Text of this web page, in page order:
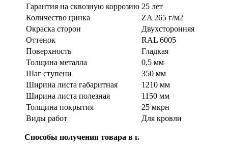
Гарантия на сквозную коррозию 25 лет
Количество цинка
ZA 265 г/м2
Окраска сторон
Двухсторонняя
Оттенок
RAL 6005
Поверхность
Гладкая
Толщина металла
0,5 мм
Шаг ступени
350 мм
Ширина листа габаритная
1210 мм
Ширина листа полезная
1150 мм
Толщина покрытия
25 мкрн
Виды работ
Для кровли
Способы получения товара в г.